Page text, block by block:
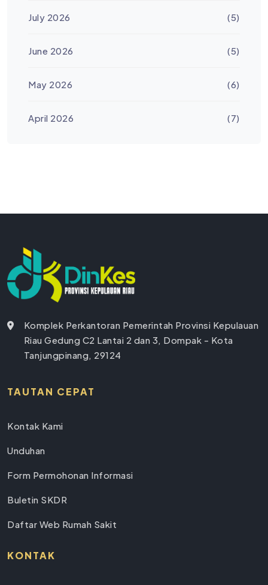
July 2026 (5)
June 2026 (5)
May 2026 (6)
April 2026 (7)
Komplek Perkantoran Pemerintah Provinsi Kepulauan
Riau Gedung C2 Lantai 2 dan 3, Dompak - Kota
Tanjungpinang, 29124
TAUTAN CEPAT
Kontak Kami
Unduhan
Form Permohonan Informasi
Buletin SKDR
Daftar Web Rumah Sakit
KONTAK